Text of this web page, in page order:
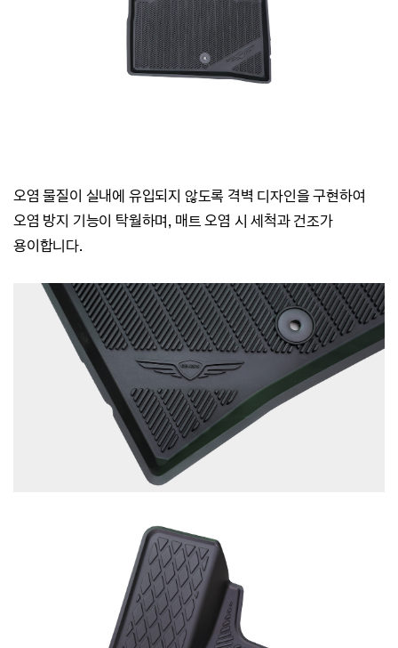
오염 물질이 실내에 유입되지 않도록 격벽 디자인을 구현하여
오염 방지 기능이 탁월하며, 매트 오염 시 세척과 건조가
용이합니다.